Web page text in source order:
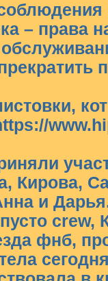
– права
Кирова,
и
crew,
фнб,